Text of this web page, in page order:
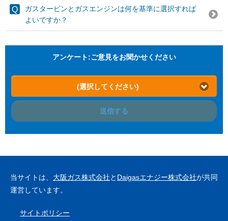
ガスタービンとガスエンジンは何を基準に選択すれば
よいですか？
アンケート:ご意見をお聞かせください
(選択してください)
送信する
当サイトは、 大阪ガス株式会社と Daigasエナジー株式会社が共同
運営しています。
サイトポリシー